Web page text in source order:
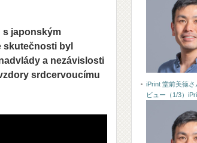
s japonským
skutečnosti byl
a nezávislosti
srdcervoucímu
iPrint 堂前美徳
ビュー（1/3）